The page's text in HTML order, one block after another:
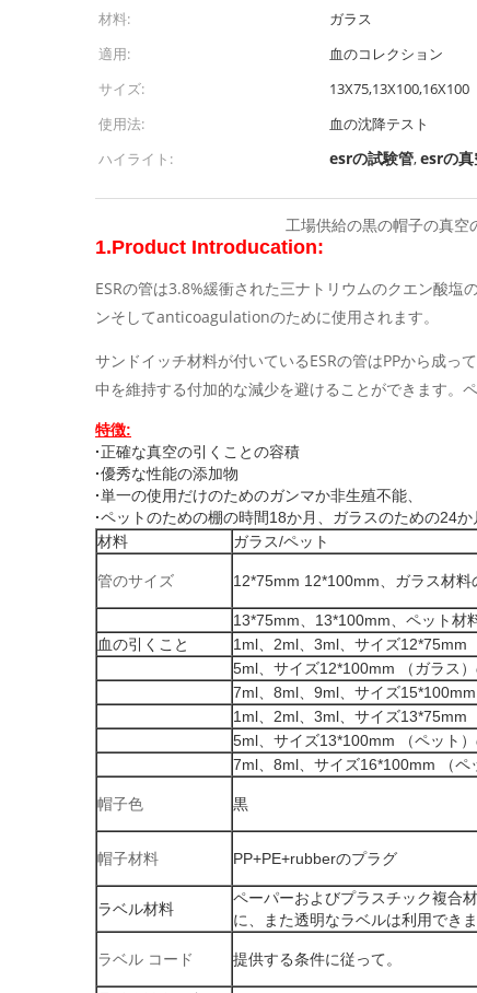
材料: ガラス
適用:
血のコレクション
サイズ:
13X75,13X100,16X100
使用法:
血の沈降テスト
ハイライト:
esrの試験管,esrの真
工場供給の黒の帽子の真
1.Product Introducation:
ESRの管は3.8%緩衝された三ナトリウムのクエン酸
ンそしてanticoagulationのために使用されます。
サンドイッチ材料が付いているESRの管はPPから成
中を維持する付加的な減少を避けることができます。
特徴:
·正確な真空の引くことの容積
·優秀な性能の添加物
·単一の使用だけのためのガンマか非生殖不能、
·ペットのための棚の時間18か月、ガラスのための24か
材料
ガラス/ペット
管のサイズ 12*75mm 12*100mm、ガラス材料
13*75mm、13*100mm、ペット材
血の引くこと
1ml、2ml、3ml、サイズ12*75mm
5ml、サイズ12*100mm （ガラス
7ml、8ml、9ml、サイズ
1ml、2ml、3ml、サイズ13*75mm
5ml、サイズ13*100mm （ペット
7ml、8ml、サイズ16*100mm （ペ
帽子色 黒
帽子材料 PP+PE+rubberのプラグ
ラベル材料
ペーパーおよびプラスチック複合
に、また透明なラベルは利用できま
ラベル コード 提供する条件に従って。